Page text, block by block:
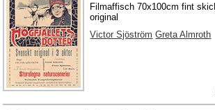
Filmaffisch 70x100cm fint
original
Victor Sjöström Greta Almroth